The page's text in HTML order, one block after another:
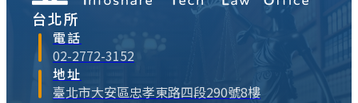
台北所
電話
02-2772-3152
地址
臺北市大安區忠孝東路四段290號8樓